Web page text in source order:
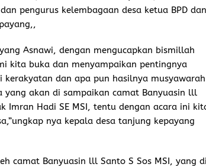
pengurus kelembagaan desa ketua BPD dan
Asnawi, dengan mengucapkan bismillah
kita buka dan menyampaikan pentingnya
kerakyatan dan apa pun hasilnya musyawarah
akan di sampaikan camat Banyuasin lll
Imran Hadi SE MSI, tentu dengan acara ini
nya kepala desa tanjung kepayang
camat Banyuasin lll Santo S Sos MSI, yang di